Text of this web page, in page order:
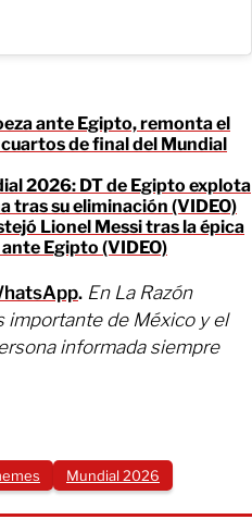
ante Egipto, remonta el
de final del Mundial
2026: DT de Egipto explota
tras su eliminación (VIDEO)
Lionel Messi tras la épica
Egipto (VIDEO)
. En La Razón
importante de México y el
informada siempre
Mundial 2026